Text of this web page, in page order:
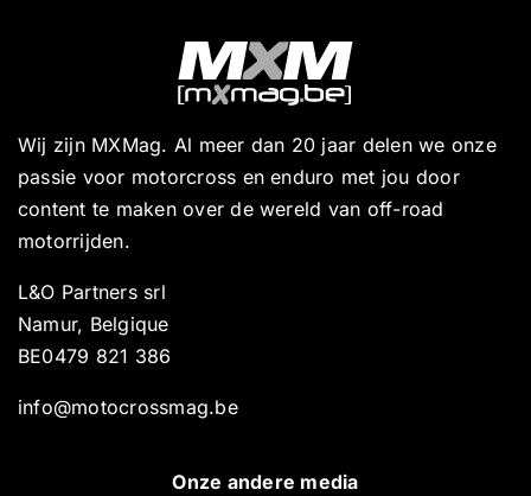
Wij zijn MXMag. Al meer dan 20 jaar delen we onze
passie voor motorcross en enduro met jou door
content te maken over de wereld van off-road
motorrijden.
L&O Partners srl
Namur, Belgique
BE0479 821 386
info@motocrossmag.be
Onze andere media